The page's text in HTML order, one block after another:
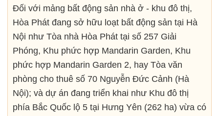
Đối với mảng bất động sản nhà ở - khu đô thị,
Hòa Phát đang sở hữu loạt bất động sản tại Hà
Nội như Tòa nhà Hòa Phát tại số 257 Giải
Phóng, Khu phức hợp Mandarin Garden, Khu
phức hợp Mandarin Garden 2, hay Tòa văn
phòng cho thuê số 70 Nguyễn Đức Cảnh (Hà
Nội); và dự án đang triển khai như Khu đô thị
phía Bắc Quốc lộ 5 tại Hưng Yên (262 ha) vừa có